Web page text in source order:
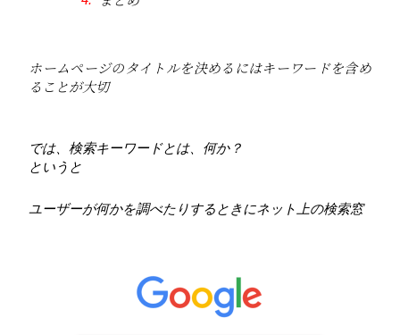
ホームページのタイトルを決めるにはキーワードを含め
ることが大切
では、検索キーワードとは、何か？
というと
ユーザーが何かを調べたりするときにネット上の検索窓